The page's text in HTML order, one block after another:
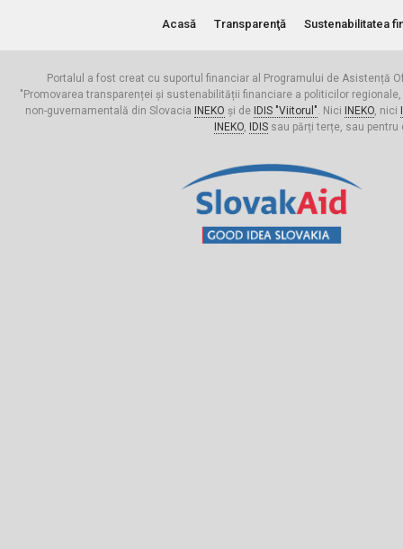
Acasă Transparenţă Sustenabilitatea
Portalul a fost creat cu suportul financiar al Programului de Asistență
"Promovarea transparenței și sustenabilității financiare a politicilor
non-guvernamentală din Slovacia
INEKO și de IDIS "Viitorul". Nici INEKO, nici
INEKO, IDISsau părți terțe, sau pentru